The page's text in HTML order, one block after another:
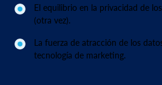
El equilibrio en la privacidad de
(otra vez).
La fuerza de atracción de los
tecnología de marketing.